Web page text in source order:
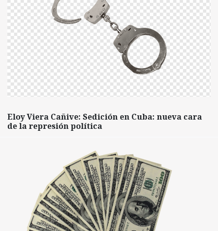
Eloy Viera Cañive: Sedición en Cuba: nueva cara
de la represión política